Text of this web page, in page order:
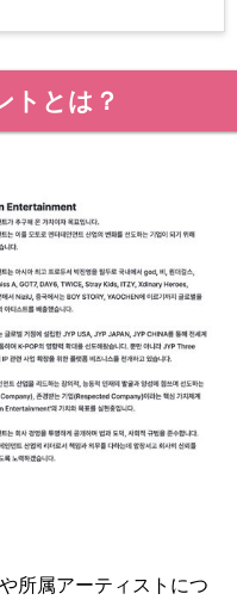
トとは？
所属アーティストにつ